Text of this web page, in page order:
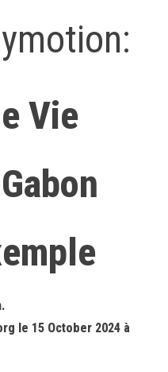
Vie
le 15 October 2024 à